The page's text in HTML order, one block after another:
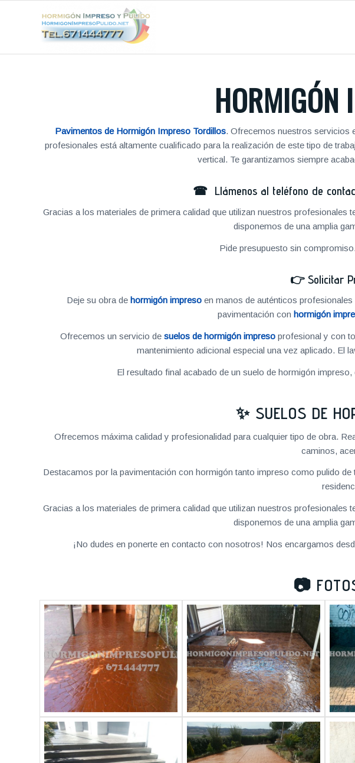
HORMIGÓN
Pavimentos de Hormigón Impreso Tordillos. Ofrecemos nuestros servicios
profesionales está altamente cualificado para la realización de este tipo de
vertical. Te garantizamos siempre
☎ Llámenos al teléfono de
Gracias a los materiales de primera calidad que utilizan nuestros
disponemos de una amplia
Pide presupuesto sin
👉 Solicitar
Deje su obra de hormigón impresoen manos de auténticos
pavimentación con hormigón
Ofrecemos un servicio de suelos de hormigón impresoprofesional y con
mantenimiento adicional especial una vez aplicado. El
El resultado final acabado de un suelo de hormigón
✨ SUELOS DE
Ofrecemos máxima calidad y profesionalidad para cualquier tipo de obra.
caminos,
Destacamos por la pavimentación con hormigón tanto impreso como pulido
Gracias a los materiales de primera calidad que utilizan nuestros
disponemos de una amplia
¡No dudes en ponerte en contacto con nosotros! Nos encargamos
📷